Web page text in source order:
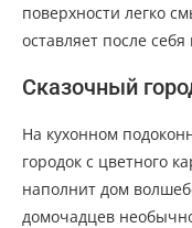
поверхности легко
оставляет после
Сказочный
На кухонном
городок с цветного
наполнит дом
домочадцев